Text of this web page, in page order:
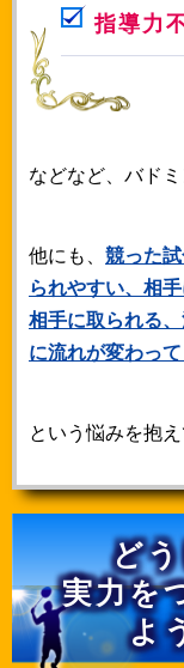
指導力
などなど、バド
他にも、 競った
られやすい、相
相手に取られる
に流れが変わって
という悩みを抱
ど
実力を
よ